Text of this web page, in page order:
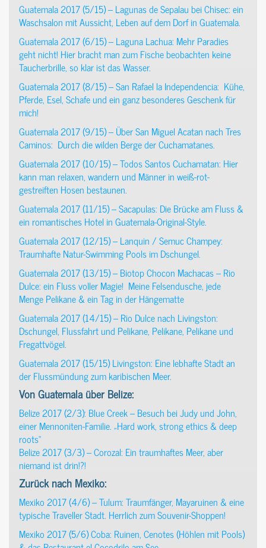
Guatemala 2017 (5/15) – Lagunas de Sepalau bei Chisec: ein
Waschsalon mit Aussicht, Leben auf dem Dorf in Guatemala.
Guatemala 2017 (6/15) – Laguna Lachua: Mehr Paradies
geht nicht! Hier bracht man zum Fische beobachten keine
Taucherbrille, so klar ist das Wasser.
Guatemala 2017 (8/15) – San Rafael la Independencia: Kühe,
Pferde, Esel, Schafe und ein ganz besonderes Geschenk für
mich!
Guatemala 2017 (9/15) – Über San Miguel Acatan nach Tres
Caminos: Durch die wilden Berge der Cuchamatanes.
Guatemala 2017 (10/15) – Todos Santos Cuchamatan: Hier
kann man relaxen, wandern und Männer in weiß-rot-
gestreiften Hosen bestaunen.
Guatemala 2017 (11/15) – Sacapulas: Die Brücke am Fluss &
ein romantisches Hotel in Guatemala-Original-Style.
Guatemala 2017 (12/15) – Lanquin / Semuc Champey:
Traumhafte Natur-Swimming Pools im Dschungel.
Guatemala 2017 (13/15) – Biotop Chocon Machacas – Rio
Dulce: ein Fluss voller Magie! Meine Felsendusche, jede
Menge Pelikane & ein Tag in der Hängematte
Guatemala 2017 (14/15) – Rio Dulce nach Livingston:
Dschungel, Flussfahrt und Pelikane, Pelikane, Pelikane und
Fregattvögel.
Guatemala 2017 (15/15) Livingston: Eine lebhafte Stadt an
der Flussmündung zum karibischen Meer.
Von Guatemala über Belize:
Belize 2017 (2/3): Blue Creek – Besuch bei Judy und John,
einer Mennoniten-Familie. „Hard work, strong ethics & deep
roots“
Belize 2017 (3/3) – Corozal: Ein traumhaftes Meer, aber
niemand ist drin!?!
Zurück nach Mexiko:
Mexiko 2017 (4/6) – Tulum: Traumfänger, Mayaruinen & eine
typische Traveller Stadt. Herrlich zum Souvenir-Shoppen!
Mexiko 2017 (5/6) Coba: Ruinen, Cenotes (Höhlen mit Pools)